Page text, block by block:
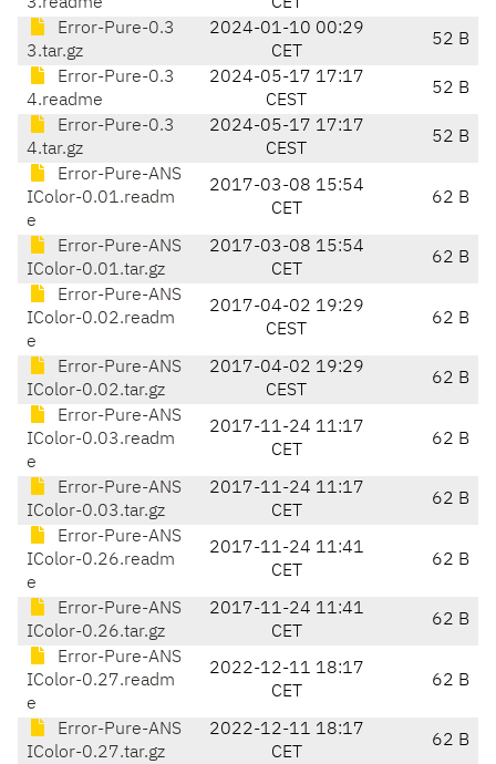
Error-Pure-0.3
3.tar.gz
2024-01-10 00:29
CET
52 B
Error-Pure-0.3
4.readme
2024-05-17 17:17
CEST
52 B
Error-Pure-0.3
4.tar.gz
2024-05-17 17:17
CEST
52 B
Error-Pure-ANS
IColor-0.01.readm
e
2017-03-08 15:54
CET
62 B
Error-Pure-ANS
IColor-0.01.tar.gz
2017-03-08 15:54
CET
62 B
Error-Pure-ANS
IColor-0.02.readm
e
2017-04-02 19:29
CEST
62 B
Error-Pure-ANS
IColor-0.02.tar.gz
2017-04-02 19:29
CEST
62 B
Error-Pure-ANS
IColor-0.03.readm
e
2017-11-24 11:17
CET
62 B
Error-Pure-ANS
IColor-0.03.tar.gz
2017-11-24 11:17
CET
62 B
Error-Pure-ANS
IColor-0.26.readm
e
2017-11-24 11:41
CET
62 B
Error-Pure-ANS
IColor-0.26.tar.gz
2017-11-24 11:41
CET
62 B
Error-Pure-ANS
IColor-0.27.readm
e
2022-12-11 18:17
CET
62 B
Error-Pure-ANS
IColor-0.27.tar.gz
2022-12-11 18:17
CET
62 B